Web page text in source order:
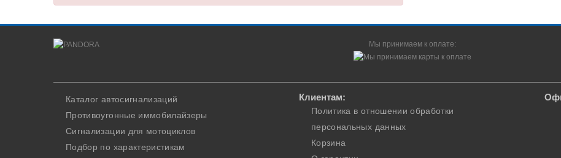
Мы принимаем к оплате:
Каталог автосигнализаций
Противоугонные иммобилайзеры
Сигнализации для мотоциклов
Подбор по характеристикам
Клиентам:
Политика в отношении обработки
персональных данных
Корзина